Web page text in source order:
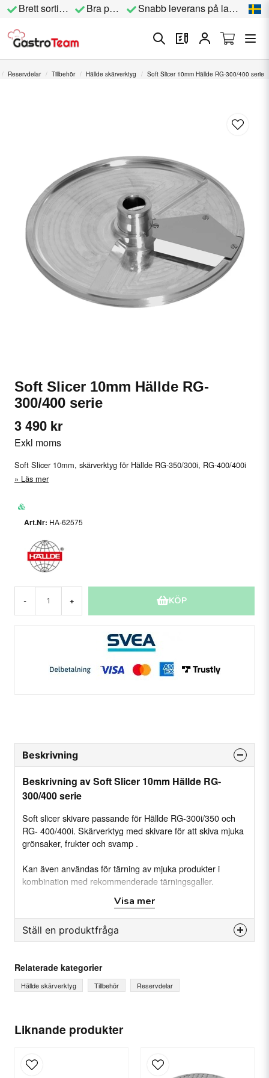
Brett sortiment Bra priser Snabb leverans på lagervara
Reservdelar Tillbehör Hällde skärverktyg Soft Slicer 10mm Hällde RG-300/400 serie
Soft Slicer 10mm Hällde RG-
300/400 serie
3 490 kr
Exkl moms
Soft Slicer 10mm, skärverktyg för Hällde RG-350/300i, RG-400/400i
Läs mer
HA-62575
- + KÖP
Liknande produkter
Beskrivning
Beskrivning av Soft Slicer 10mm Hällde RG-
300/400 serie
Soft slicer skivare passande för Hällde RG-300i/350 och
RG- 400/400i. Skärverktyg med skivare för att skiva mjuka
grönsaker, frukter och svamp .
Kan även användas för tärning av mjuka produkter i
kombination med rekommenderade tärningsgaller.
Skivtyp: Skivare
Tjocklek: 10 mm
Visa mer
Ställ en produktfråga
Fråga oss något om denna produkten...
Ditt namn
email
E-postadress
Relaterade kategorier
Hällde skärverktyg Tillbehör Reservdelar